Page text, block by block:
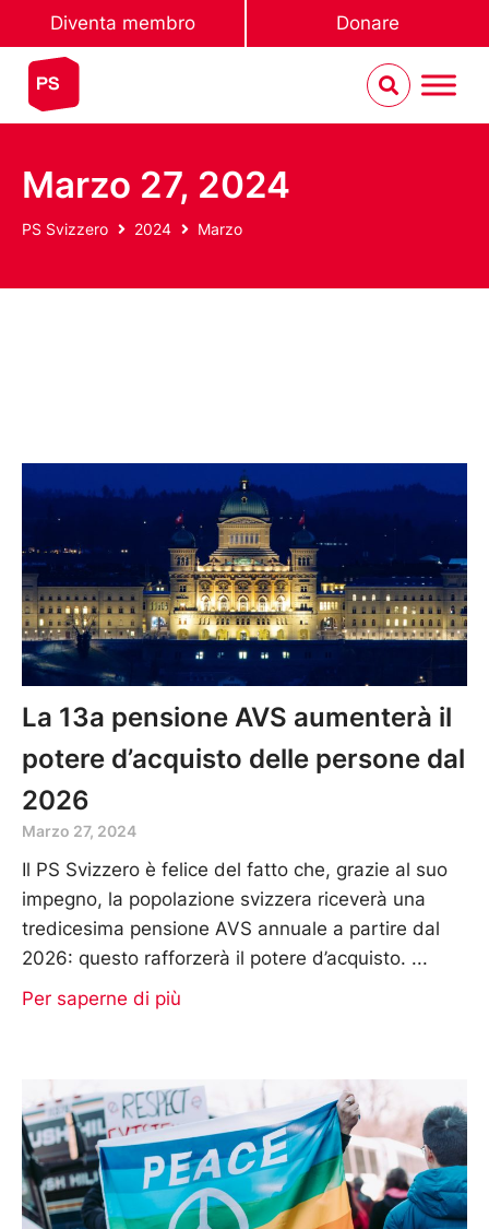
Diventa membro Donare
Marzo 27, 2024
PS Svizzero 2024 Marzo
La 13a pensione AVS aumenterà il
potere d’acquisto delle persone dal
2026
Marzo 27, 2024
Il PS Svizzero è felice del fatto che, grazie al suo
impegno, la popolazione svizzera riceverà una
tredicesima pensione AVS annuale a partire dal
2026: questo rafforzerà il potere d’acquisto.
Per saperne di più